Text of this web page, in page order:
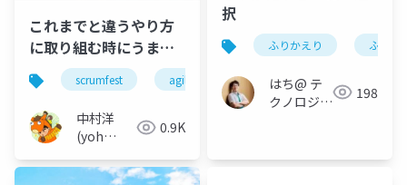
これまでと違うやり方
に取り組む時にうまく
いくかもしれない方法
とその落とし穴 : How
it might work when
you take on
something new
scrumfest agile
中村洋
(yoh
0.9K
択
ふりかえり ふりか
はち@ テ
クノロジー
198